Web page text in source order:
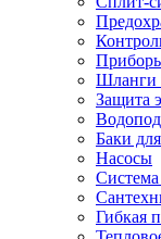
Шланги
Защита
Баки
Насосы
Гибкая